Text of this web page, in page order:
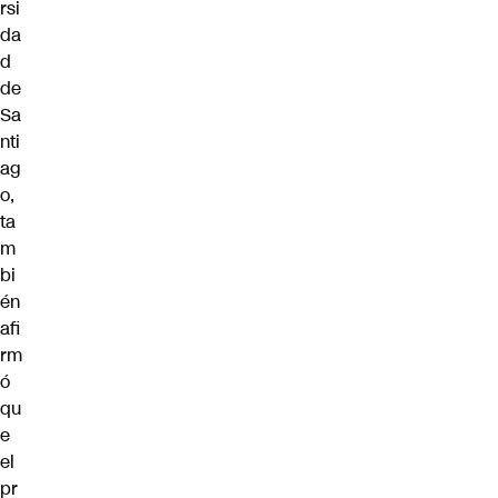
rsi
da
d
de
Sa
nti
ag
o,
ta
m
bi
én
afi
rm
ó
qu
e
el
pr